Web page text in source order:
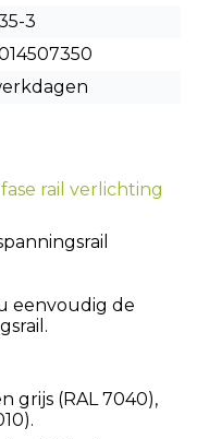
3
rail verlichting
eenvoudig de
grijs (RAL 7040),